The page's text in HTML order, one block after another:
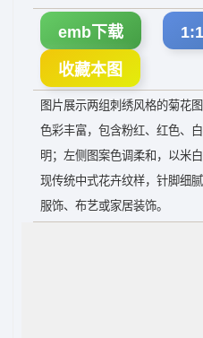
emb下载
收藏本图
图片展示两组刺绣风格的菊花
色彩丰富，包含粉红、红色、
明；左侧图案色调柔和，以米
现传统中式花卉纹样，针脚细
服饰、布艺或家居装饰。